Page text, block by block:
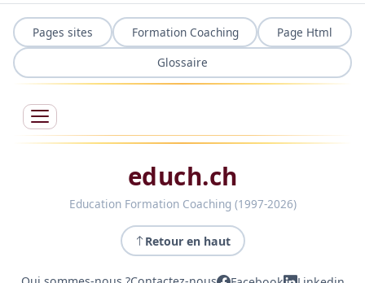
Pages sites Formation Coaching
Page Html
Glossaire
educh.ch
Education Formation Coaching (1997-2026)
Retour en haut